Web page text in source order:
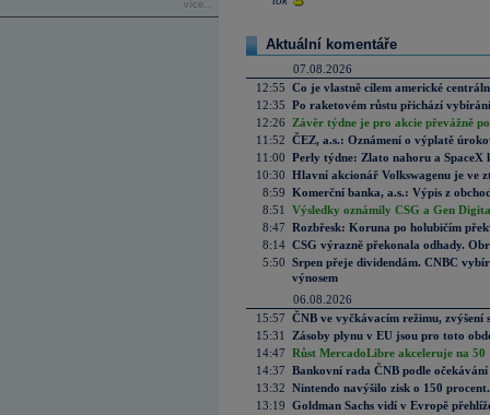
více...
Aktuální komentáře
07.08.2026
12:55 Co je vlastně cílem americké
12:35 Po raketovém růstu přichází
12:26
Závěr týdne je pro akcie převážně
11:52 ČEZ, a.s.: Oznámení o výplatě
11:00 Perly týdne: Zlato nahoru a SpaceX
10:30 Hlavní akcionář Volkswagenu je ve
8:59 Komerční banka, a.s.: Výpis z
8:51
Výsledky oznámily CSG a Gen
8:47 Rozbřesk: Koruna po holubičím
8:14 CSG výrazně překonala odhady.
5:50 Srpen přeje dividendám. CNBC
výnosem
06.08.2026
15:57 ČNB ve vyčkávacím režimu, zvýšení
15:31
Zásoby plynu v EU jsou pro toto
14:47 Růst MercadoLibre akceleruje na
14:37 Bankovní rada ČNB podle
13:32 Nintendo navýšilo zisk o 150
13:19 Goldman Sachs vidí v Evropě